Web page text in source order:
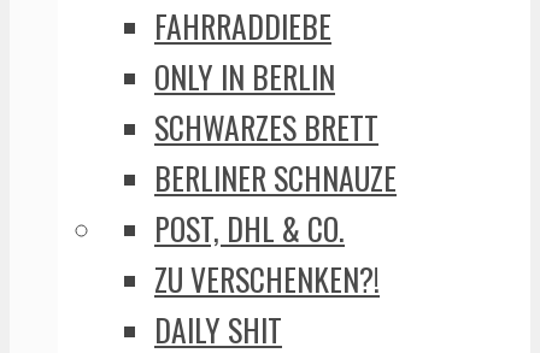
FAHRRADDIEBE
ONLY IN BERLIN
SCHWARZES BRETT
BERLINER SCHNAUZE
POST, DHL & CO.
ZU VERSCHENKEN?!
DAILY SHIT